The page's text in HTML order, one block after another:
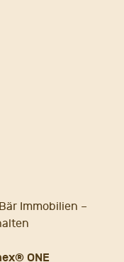
Immobilien –
ONE